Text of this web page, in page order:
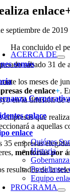
Skip
to
content
ACERCA DE
somos
enlace
enlace
Quiénes
Historia
Presidentes
Equipo
PROGRAMA
septiembre de 2019
Ha concluido el
sábado 31
los meses de
deenlace+.
en la difusión de
empresas que
a aquellas
35 empresas
mentorías por
resultados de la